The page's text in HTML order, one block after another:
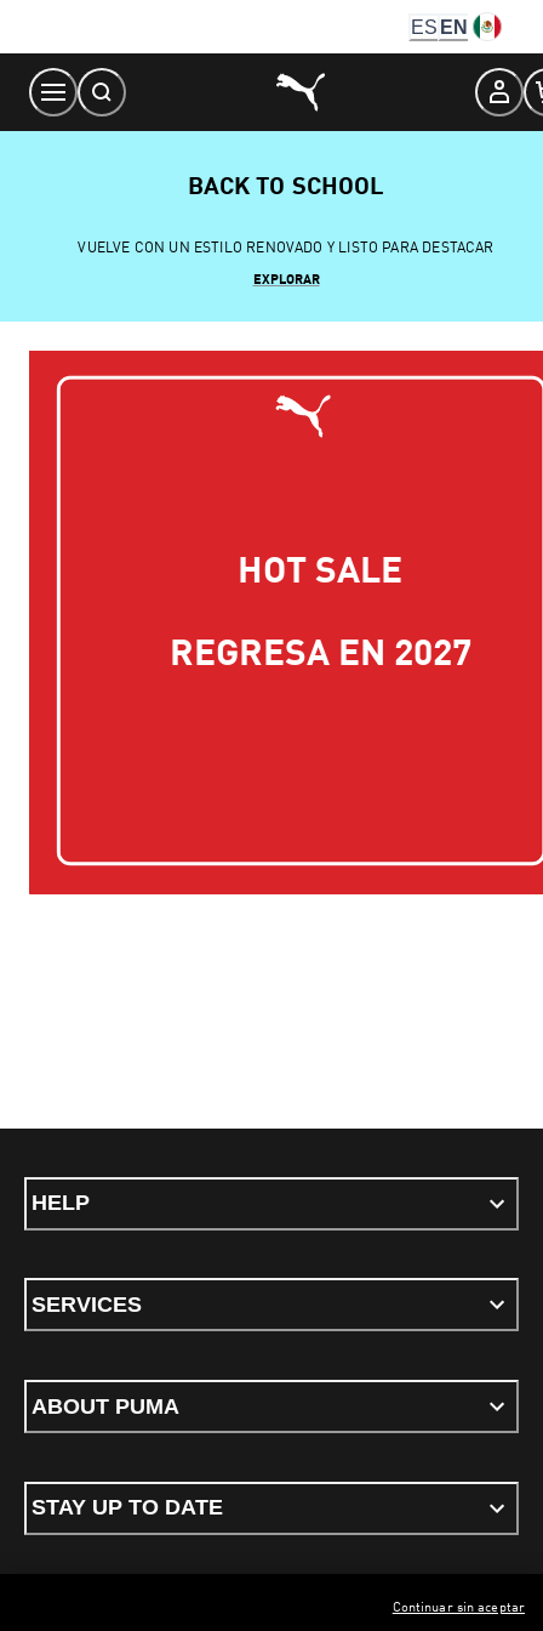
Content
ES EN
BACK TO SCHOOL
VUELVE CON UN ESTILO RENOVADO Y LISTO PARA DESTACAR
EXPLORAR
HOT SALE
REGRESA EN 2027
HELP
SERVICES
ABOUT PUMA
STAY UP TO DATE
Continuar sin aceptar